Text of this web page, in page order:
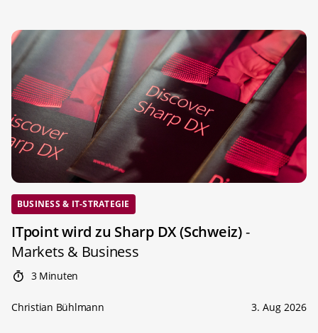
BUSINESS & IT-STRATEGIE
ITpoint wird zu Sharp DX (Schweiz)-
Markets & Business
3 Minuten
Christian Bühlmann 3. Aug 2026